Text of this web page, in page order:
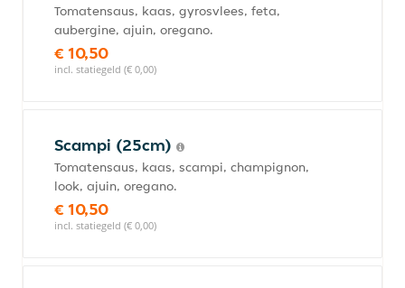
Tomatensaus, kaas, gyrosvlees, feta,
aubergine, ajuin, oregano.
€ 10,50
incl. statiegeld (€ 0,00)
Scampi (25cm)
Tomatensaus, kaas, scampi, champignon,
look, ajuin, oregano.
€ 10,50
incl. statiegeld (€ 0,00)